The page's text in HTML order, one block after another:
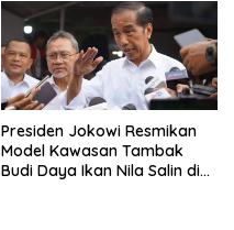
Presiden Jokowi Resmikan
Model Kawasan Tambak
Budi Daya Ikan Nila Salin di